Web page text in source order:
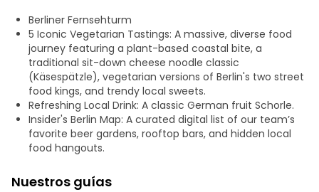
recorrido con un sándwich fresco y sabroso de estilo
vegetariano sin pescado, antes de sentarnos a saborear
un plato caliente de auténticos y cremosos Käsespätzle
(fideos tradicionales de huevo cubiertos de queso alpino
fundido y cebolla caramelizada) acompañados de un
refrescante Schorle.
El recorrido continúa con las legendarias «batallas»
gastronómicas callejeras de Berlín: degustaremos un
satisfactorio döner kebab vegetariano recién cortado y
una legendaria currywurst de origen vegetal en un local
aventura con un toque dulce gracias a unas rosquillas
Berliner Fernsehturm
5 Iconic Vegetarian Tastings: A massive, diverse food
journey featuring a plant-based coastal bite, a
traditional sit-down cheese noodle classic
(Käsespätzle), vegetarian versions of Berlin's two street
food kings, and trendy local sweets.
Refreshing Local Drink: A classic German fruit Schorle.
Insider's Berlin Map: A curated digital list of our team’s
favorite beer gardens, rooftop bars, and hidden local
food hangouts.
Nuestros guías